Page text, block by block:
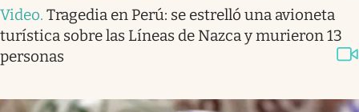
Video. Tragedia en Perú: se estrelló una avioneta
turística sobre las Líneas de Nazca y murieron 13
personas